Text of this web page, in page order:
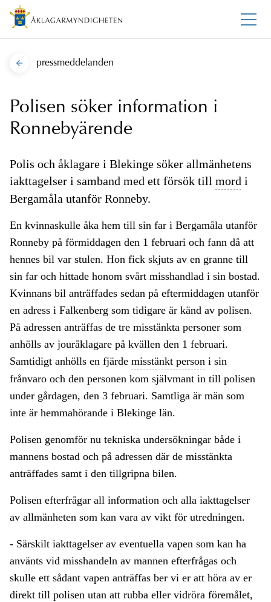
pressmeddelanden
Polisen söker information i
Ronnebyärende
Polis och åklagare i Blekinge söker allmänhetens
iakttagelser i samband med ett försök till mord i
Bergamåla utanför Ronneby.
En kvinnaskulle åka hem till sin far i Bergamåla utanför
Ronneby på förmiddagen den 1 februari och fann då att
hennes bil var stulen. Hon fick skjuts av en granne till
sin far och hittade honom svårt misshandlad i sin bostad.
Kvinnans bil anträffades sedan på eftermiddagen utanför
en adress i Falkenberg som tidigare är känd av polisen.
På adressen anträffas de tre misstänkta personer som
anhölls av jouråklagare på kvällen den 1 februari.
Samtidigt anhölls en fjärde misstänkt person i sin
frånvaro och den personen kom självmant in till polisen
under gårdagen, den 3 februari. Samtliga är män som
inte är hemmahörande i Blekinge län.
Polisen genomför nu tekniska undersökningar både i
mannens bostad och på adressen där de misstänkta
anträffades samt i den tillgripna bilen.
Polisen efterfrågar all information och alla iakttagelser
av allmänheten som kan vara av vikt för utredningen.
- Särskilt iakttagelser av eventuella vapen som kan ha
använts vid misshandeln av mannen efterfrågas och
skulle ett sådant vapen anträffas ber vi er att höra av er
direkt till polisen utan att rubba eller vidröra föremålet,